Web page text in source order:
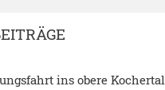
ins obere Kochertal